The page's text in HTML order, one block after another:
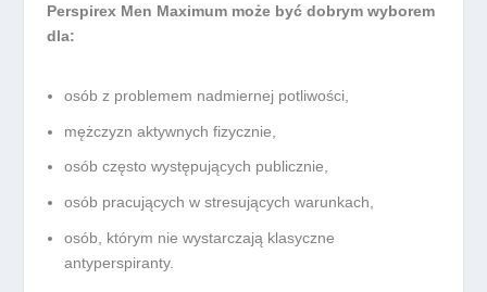
Perspirex Men Maximum może być dobrym wyborem
dla:
osób z problemem nadmiernej potliwości,
mężczyzn aktywnych fizycznie,
osób często występujących publicznie,
osób pracujących w stresujących warunkach,
osób, którym nie wystarczają klasyczne
antyperspiranty.